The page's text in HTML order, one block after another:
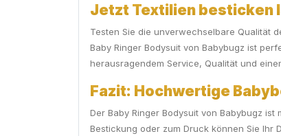
Jetzt Textilien besticken
Testen Sie die unverwechselbare Qualität
Baby Ringer Bodysuit von Babybugz ist
herausragendem Service, Qualität und
Fazit: Hochwertige
Der Baby Ringer Bodysuit von Babybugz
Bestickung oder zum Druck können Sie Ihr